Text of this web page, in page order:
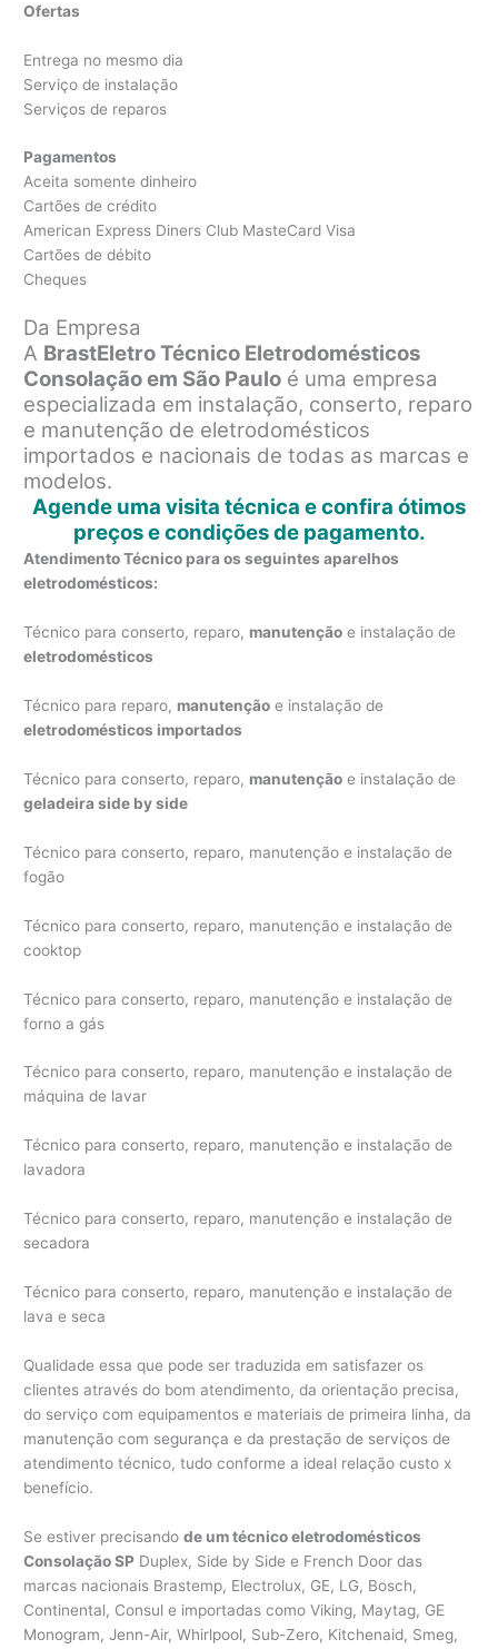
Ofertas
Entrega no mesmo dia
Serviço de instalação
Serviços de reparos
Pagamentos
Aceita somente dinheiro
Cartões de crédito
American Express Diners Club MasteCard Visa
Cartões de débito
Cheques
Da Empresa
A BrastEletro Técnico Eletrodomésticos
Consolação em São Paulo é uma empresa
especializada em instalação, conserto, reparo
e manutenção de eletrodomésticos
importados e nacionais de todas as marcas e
modelos.
Agende uma visita técnica e confira ótimos
preços e condições de pagamento.
Atendimento Técnico para os seguintes aparelhos
eletrodomésticos:
Técnico para conserto, reparo, manutenção e instalação de
eletrodomésticos
Técnico para reparo, manutenção e instalação de
eletrodomésticos importados
Técnico para conserto, reparo, manutenção e instalação de
geladeira side by side
Técnico para conserto, reparo, manutenção e instalação de
fogão
Técnico para conserto, reparo, manutenção e instalação de
cooktop
Técnico para conserto, reparo, manutenção e instalação de
forno a gás
Técnico para conserto, reparo, manutenção e instalação de
máquina de lavar
Técnico para conserto, reparo, manutenção e instalação de
lavadora
Técnico para conserto, reparo, manutenção e instalação de
secadora
Técnico para conserto, reparo, manutenção e instalação de
lava e seca
Qualidade essa que pode ser traduzida em satisfazer os
clientes através do bom atendimento, da orientação precisa,
do serviço com equipamentos e materiais de primeira linha, da
manutenção com segurança e da prestação de serviços de
atendimento técnico, tudo conforme a ideal relação custo x
benefício.
Se estiver precisandode um técnico eletrodomésticos
Consolação SP Duplex, Side by Side e French Door das
marcas nacionais Brastemp, Electrolux, GE, LG, Bosch,
Continental, Consul e importadas como Viking, Maytag, GE
Monogram, Jenn-Air, Whirlpool, Sub-Zero, Kitchenaid, Smeg,